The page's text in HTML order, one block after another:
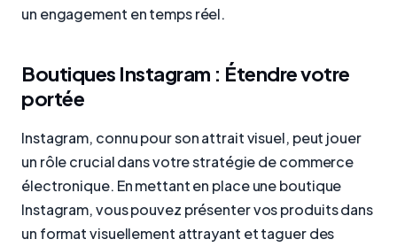
un engagement en temps réel.
Boutiques Instagram : Étendre votre
portée
Instagram, connu pour son attrait visuel, peut jouer
un rôle crucial dans votre stratégie de commerce
électronique. En mettant en place une boutique
Instagram, vous pouvez présenter vos produits dans
un format visuellement attrayant et taguer des